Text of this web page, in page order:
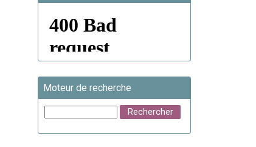
Moteur de recherche